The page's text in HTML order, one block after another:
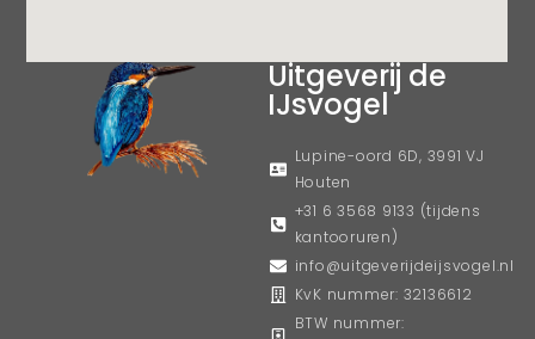
Uitgeverij de
IJsvogel
Lupine-oord 6D, 3991 VJ
Houten
+31 6 3568 9133 (tijdens
kantooruren)
info@uitgeverijdeijsvogel.nl
KvK nummer: 32136612
BTW nummer: